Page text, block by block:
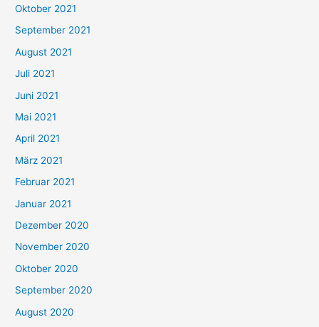
n
n
a
c
h
:
Oktober 2021
September 2021
August 2021
Juli 2021
Juni 2021
Mai 2021
April 2021
März 2021
Februar 2021
Januar 2021
Dezember 2020
November 2020
Oktober 2020
September 2020
August 2020